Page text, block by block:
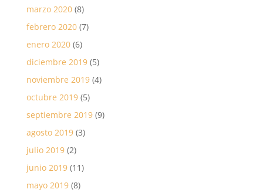
marzo 2020(8)
febrero 2020(7)
enero 2020(6)
diciembre 2019(5)
noviembre 2019(4)
octubre 2019(5)
septiembre 2019(9)
agosto 2019(3)
julio 2019(2)
junio 2019(11)
mayo 2019(8)